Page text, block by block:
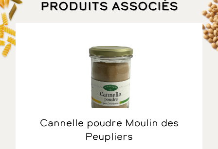
Produits associés
Cannelle poudre Moulin des
Peupliers